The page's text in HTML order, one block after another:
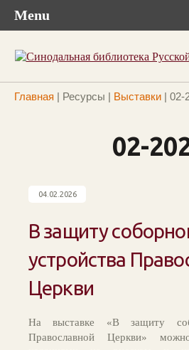
Главная | Ресурсы | Выставки | 02-
02-
04.02.2026
В защиту
устройства
Церкви
На выставке «В защиту
Православной Церкви»
Menu